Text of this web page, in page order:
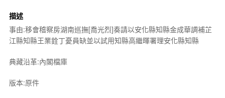
描述
事由:移會稽察房湖南巡撫[喬光烈]奏請以安化縣知縣金成華調補芷
江縣知縣王業銓丁憂員缺並以試用知縣高繼暉署理安化縣知縣
典藏沿革:內閣檔庫
版本:原件